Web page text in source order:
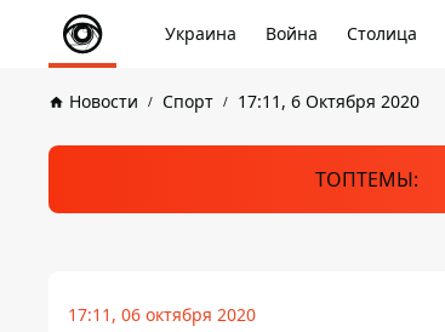
Украина Война Столица
Новости Спорт 17:11, 6 Октября 2020
ТОПТЕМЫ:
17:11, 06 октября 2020